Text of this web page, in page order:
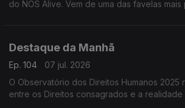
do NOS Alive. Vem de uma das favelas
Destaque da Manhã
Ep. 104
07 jul. 2026
O Observatório dos Direitos Humanos 2025
entre os Direitos consagrados e a realidade